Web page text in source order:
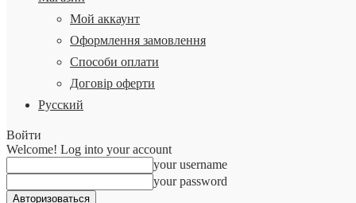
Мой аккаунт
Оформлення замовлення
Способи оплати
Договір оферти
Русский
Войти
Welcome! Log into your account
your username
your password